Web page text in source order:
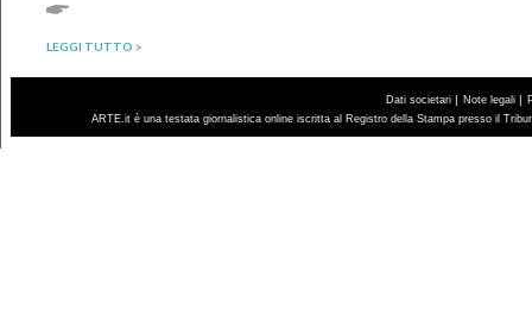
LEGGI TUTTO >
Dati societari | Note legali |
ARTE.it è una testata giornalistica online iscritta al Registro della Stampa presso il